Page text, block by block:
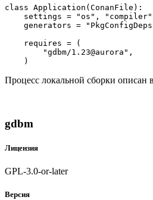
class Application ( ConanFile ):
    settings =
"os" , "compiler"
    generators =
    requires = (
"gdbm/1.23@aurora" ,
Процесс локальной сборки описан в
gdbm
Лицензия
GPL-3.0-or-later
Версия